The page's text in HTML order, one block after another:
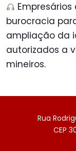
burocracia
ampliação da
autorizados a
mineiros.
Rua
CEP